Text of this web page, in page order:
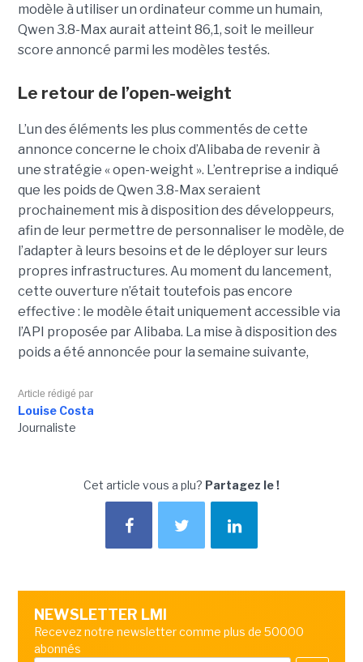
modèle à utiliser un ordinateur comme un humain,
Qwen 3.8-Max aurait atteint 86,1, soit le meilleur
score annoncé parmi les modèles testés.
Le retour de l’open-weight
L’un des éléments les plus commentés de cette
annonce concerne le choix d’Alibaba de revenir à
une stratégie « open-weight ». L’entreprise a indiqué
que les poids de Qwen 3.8-Max seraient
prochainement mis à disposition des développeurs,
afin de leur permettre de personnaliser le modèle, de
l’adapter à leurs besoins et de le déployer sur leurs
propres infrastructures. Au moment du lancement,
cette ouverture n’était toutefois pas encore
effective : le modèle était uniquement accessible via
l’API proposée par Alibaba. La mise à disposition des
poids a été annoncée pour la semaine suivante,
Article rédigé par
Louise Costa
Journaliste
Cet article vous a plu? Partagez le !
NEWSLETTER LMI
Recevez notre newsletter comme plus de 50000
abonnés